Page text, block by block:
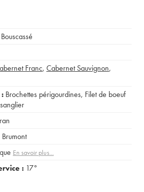
Franc, Cabernet Sauvignon,
Brochettes périgourdines, Filet de boeuf
En savoir plus...
: 17°